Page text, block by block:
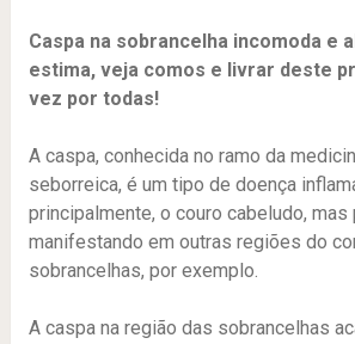
Caspa na sobrancelha incomoda e
estima, veja comos e livrar deste
vez por todas!
A caspa, conhecida no ramo da
seborreica, é um tipo de doença
principalmente, o couro cabeludo, mas
manifestando em outras regiões do
sobrancelhas, por exemplo.
A caspa na região das sobrancelhas